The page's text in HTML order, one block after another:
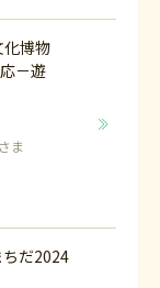
化博物
－遊
ま
だ2024